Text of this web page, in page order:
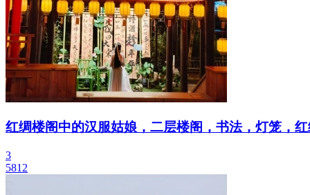
红绸楼阁中的汉服姑娘，二层楼阁，书法，灯笼，
3
5812